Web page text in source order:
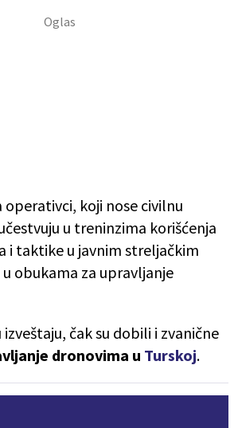
operativci, koji nose civilnu
u treninzima korišćenja
i taktike u javnim streljačkim
obukama za upravljanje
izveštaju, čak su dobili i zvanične
dronovima u Turskoj.